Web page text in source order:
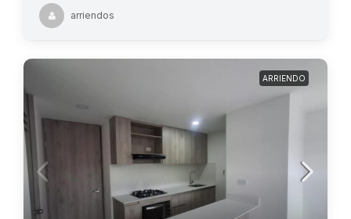
arriendos
ARRIENDO